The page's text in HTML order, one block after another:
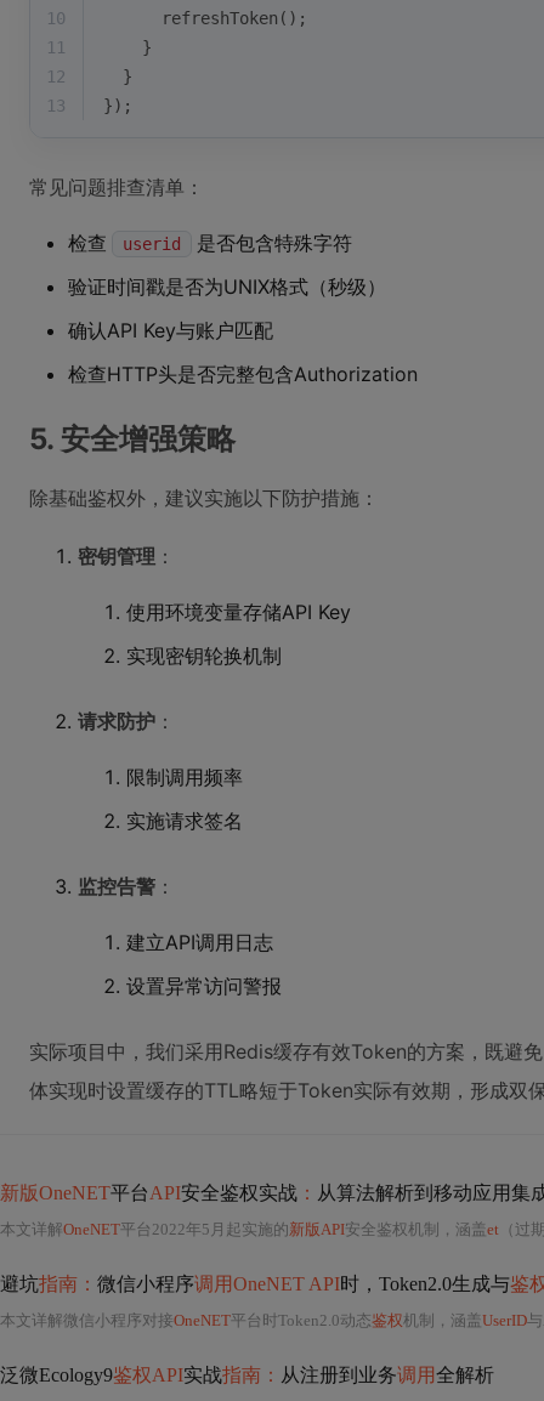
10
      refreshToken();
11
    }
12
  }
13
});
常见问题排查清单：
检查 userid
是否包含特殊字符
验证时间戳是否为UNIX格式（秒级）
确认API Key与账户匹配
检查HTTP头是否完整包含Authorization
5. 安全增强策略
除基础鉴权外，建议实施以下防护措施：
密钥管理 ：
使用环境变量存储API Key
实现密钥轮换机制
请求防护 ：
限制调用频率
实施请求签名
监控告警 ：
建立API调用日志
设置异常访问警报
实际项目中，我们采用Redis缓存有效Token的方案，既避
体实现时设置缓存的TTL略短于Token实际有效期，形成双
新版OneNET平台API安全鉴权实战 ： 从算法解析到移动应用集
本文详解OneNET平台2022年5月起实施的新版API安全鉴权机制，涵盖 et （过期
避坑指南： 微信小程序调用OneNET API时，Token2.0生成与鉴
本文详解微信小程序对接OneNET平台时Token2.0动态鉴权机制，涵盖 UserID与
泛微Ecology9鉴权API实战指南： 从注册到业务调用全解析